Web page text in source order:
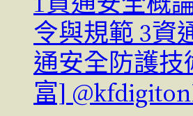
令與規範 3資
通安全防護
富]